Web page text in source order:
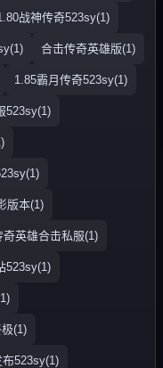
战神传奇523sy(1)
合击传奇英雄版(1)
1.85霸月传奇523sy(1)
523sy(1)
版本(1)
奇英雄合击私服(1)
523sy(1)
(1)
523sy(1)